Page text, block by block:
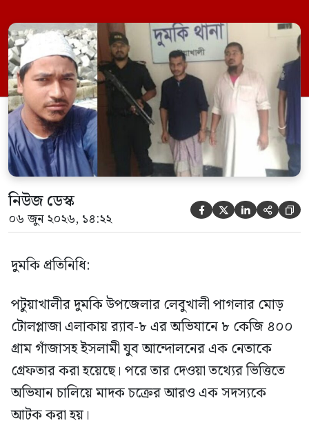
ভিত্তিতে অভিযান চালিয়ে মাদক চক্রের আরও
এক সদস্যকে আটক করা হয়। র‍্যাব ও পুলিশ
সূত্রে জানা গেছে, শুক্রবার গোপন সংবাদের
ভিত্তিতে র‍্যাব-৮, সিপিসি-১ পটুয়াখালী ক্যাম্পের
[…]
নিউজ ডেস্ক
০৬ জুন ২০২৬, ১৪:২২     
দুমকি প্রতিনিধি:
পটুয়াখালীর দুমকি উপজেলার লেবুখালী পাগলার মোড়
টোলপ্লাজা এলাকায় র‍্যাব-৮ এর অভিযানে ৮ কেজি ৪০০
গ্রাম গাঁজাসহ ইসলামী যুব আন্দোলনের এক নেতাকে
গ্রেফতার করা হয়েছে। পরে তার দেওয়া তথ্যের ভিত্তিতে
অভিযান চালিয়ে মাদক চক্রের আরও এক সদস্যকে
আটক করা হয়।